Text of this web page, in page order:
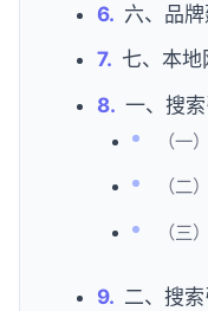
六、品
七、本地
一、搜
（一
（二
（三
二、搜